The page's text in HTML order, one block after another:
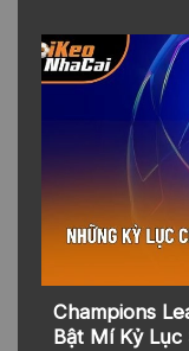
Champions
Bật Mí Kỷ